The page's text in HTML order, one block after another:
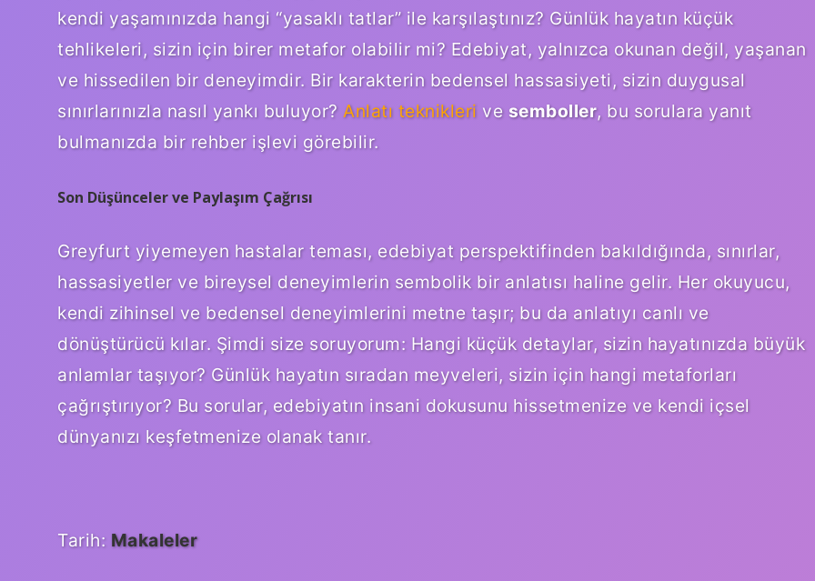
kendi yaşamınızda hangi “yasaklı tatlar” ile karşılaştınız? Günlük hayatın küçük
tehlikeleri, sizin için birer metafor olabilir mi? Edebiyat, yalnızca okunan değil, yaşanan
ve hissedilen bir deneyimdir. Bir karakterin bedensel hassasiyeti, sizin duygusal
sınırlarınızla nasıl yankı buluyor? Anlatı teknikleri ve semboller, bu sorulara yanıt
bulmanızda bir rehber işlevi görebilir.
Son Düşünceler ve Paylaşım Çağrısı
Greyfurt yiyemeyen hastalar teması, edebiyat perspektifinden bakıldığında, sınırlar,
hassasiyetler ve bireysel deneyimlerin sembolik bir anlatısı haline gelir. Her okuyucu,
kendi zihinsel ve bedensel deneyimlerini metne taşır; bu da anlatıyı canlı ve
dönüştürücü kılar. Şimdi size soruyorum: Hangi küçük detaylar, sizin hayatınızda büyük
anlamlar taşıyor? Günlük hayatın sıradan meyveleri, sizin için hangi metaforları
çağrıştırıyor? Bu sorular, edebiyatın insani dokusunu hissetmenize ve kendi içsel
dünyanızı keşfetmenize olanak tanır.
Tarih: Makaleler